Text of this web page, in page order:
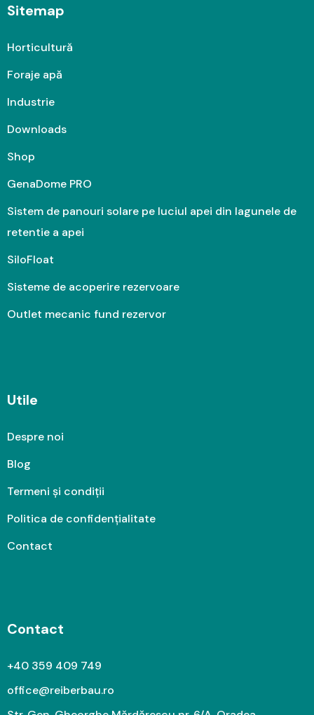
Sitemap
Horticultură
Foraje apă
Industrie
Downloads
Shop
GenaDome PRO
Sistem de panouri solare pe luciul apei din lagunele de
retentie a apei
SiloFloat
Sisteme de acoperire rezervoare
Outlet mecanic fund rezervor
Utile
Despre noi
Blog
Termeni și condiții
Politica de confidențialitate
Contact
Contact
+40 359 409 749
office@reiberbau.ro